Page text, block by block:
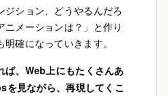
ジション、どうやるんだろ
ニメーションは？」と作り
確になっていきます。
ば、Web上にもたくさんあ
を見ながら、再現してくこ